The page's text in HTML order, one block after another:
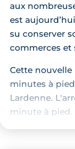
aux
est
su conserver
commerces et
Cette nouvelle
minutes à
Lardenne.
minute à pied.